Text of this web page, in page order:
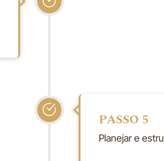
PASSO 5
Planejar e